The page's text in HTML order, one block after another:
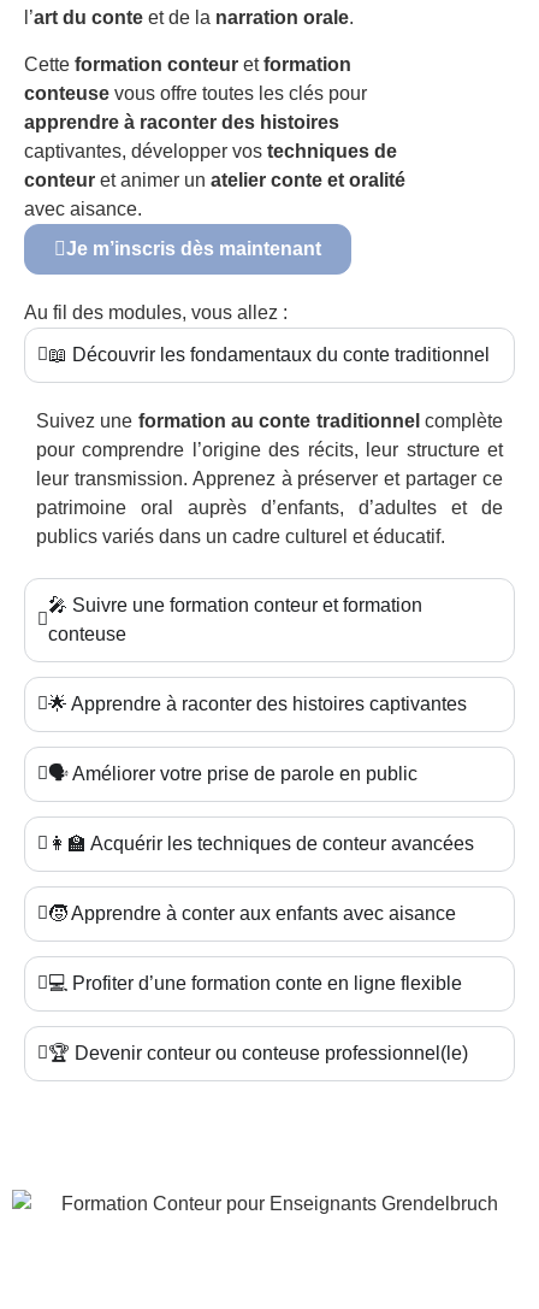
l’art du conte et de la narration orale.
Cette formation conteur etformation
conteuse vous offre toutes les clés pour
apprendre à raconter des histoires
captivantes, développer vos techniques de
conteur et animer un atelier conte et oralité
avec aisance.
Je m’inscris dès maintenant
Au fil des modules, vous allez :
📖 Découvrir les fondamentaux du conte traditionnel
Suivez une formation au conte traditionnel complète
pour comprendre l’origine des récits, leur structure et
leur transmission. Apprenez à préserver et partager ce
patrimoine oral auprès d’enfants, d’adultes et de
publics variés dans un cadre culturel et éducatif.
🎤 Suivre une formation conteur et formation
conteuse
🌟 Apprendre à raconter des histoires captivantes
🗣️ Améliorer votre prise de parole en public
👩‍🏫 Acquérir les techniques de conteur avancées
🧒 Apprendre à conter aux enfants avec aisance
💻 Profiter d’une formation conte en ligne flexible
🏆 Devenir conteur ou conteuse professionnel(le)